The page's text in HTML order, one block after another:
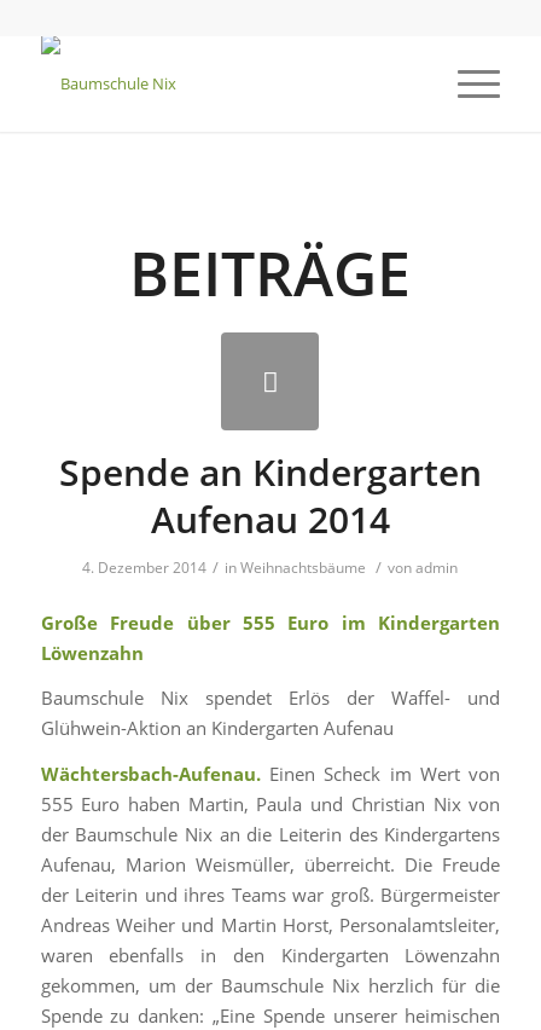
BEITRÄGE
Spende an Kindergarten
Aufenau 2014
4. Dezember 2014 / inWeihnachtsbäume / vonadmin
Große Freude über 555 Euro im Kindergarten
Löwenzahn
Baumschule Nix spendet Erlös der Waffel- und
Glühwein-Aktion an Kindergarten Aufenau
Wächtersbach-Aufenau.Einen Scheck im Wert von
555 Euro haben Martin, Paula und Christian Nix von
der Baumschule Nix an die Leiterin des Kindergartens
Aufenau, Marion Weismüller, überreicht. Die Freude
der Leiterin und ihres Teams war groß. Bürgermeister
Andreas Weiher und Martin Horst, Personalamtsleiter,
waren ebenfalls in den Kindergarten Löwenzahn
gekommen, um der Baumschule Nix herzlich für die
Spende zu danken: „Eine Spende unserer heimischen